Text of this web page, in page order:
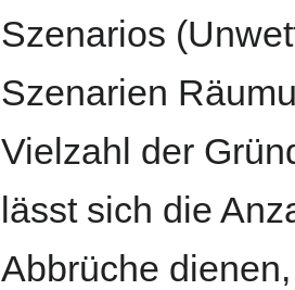
Szenarios
Szenarien
Vielzahl der
lässt sich die
Abbrüche